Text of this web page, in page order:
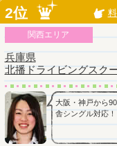
2位
関西エリア
兵庫県
北播ドライビングスク
大阪・神戸から
舎シングル対応！